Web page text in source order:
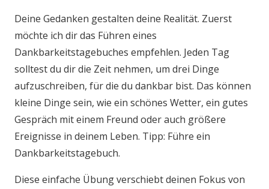
Deine Gedanken gestalten deine Realität. Zuerst
möchte ich dir das Führen eines
Dankbarkeitstagebuches empfehlen. Jeden Tag
solltest du dir die Zeit nehmen, um drei Dinge
aufzuschreiben, für die du dankbar bist. Das können
kleine Dinge sein, wie ein schönes Wetter, ein gutes
Gespräch mit einem Freund oder auch größere
Ereignisse in deinem Leben. Tipp: Führe ein
Dankbarkeitstagebuch.
Diese einfache Übung verschiebt deinen Fokus von